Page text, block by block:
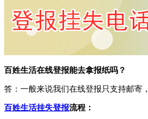
百姓生活在线登报能去拿报纸吗？
答：一般来说我们在线登报只支持邮寄
百姓生活挂失登报流程：